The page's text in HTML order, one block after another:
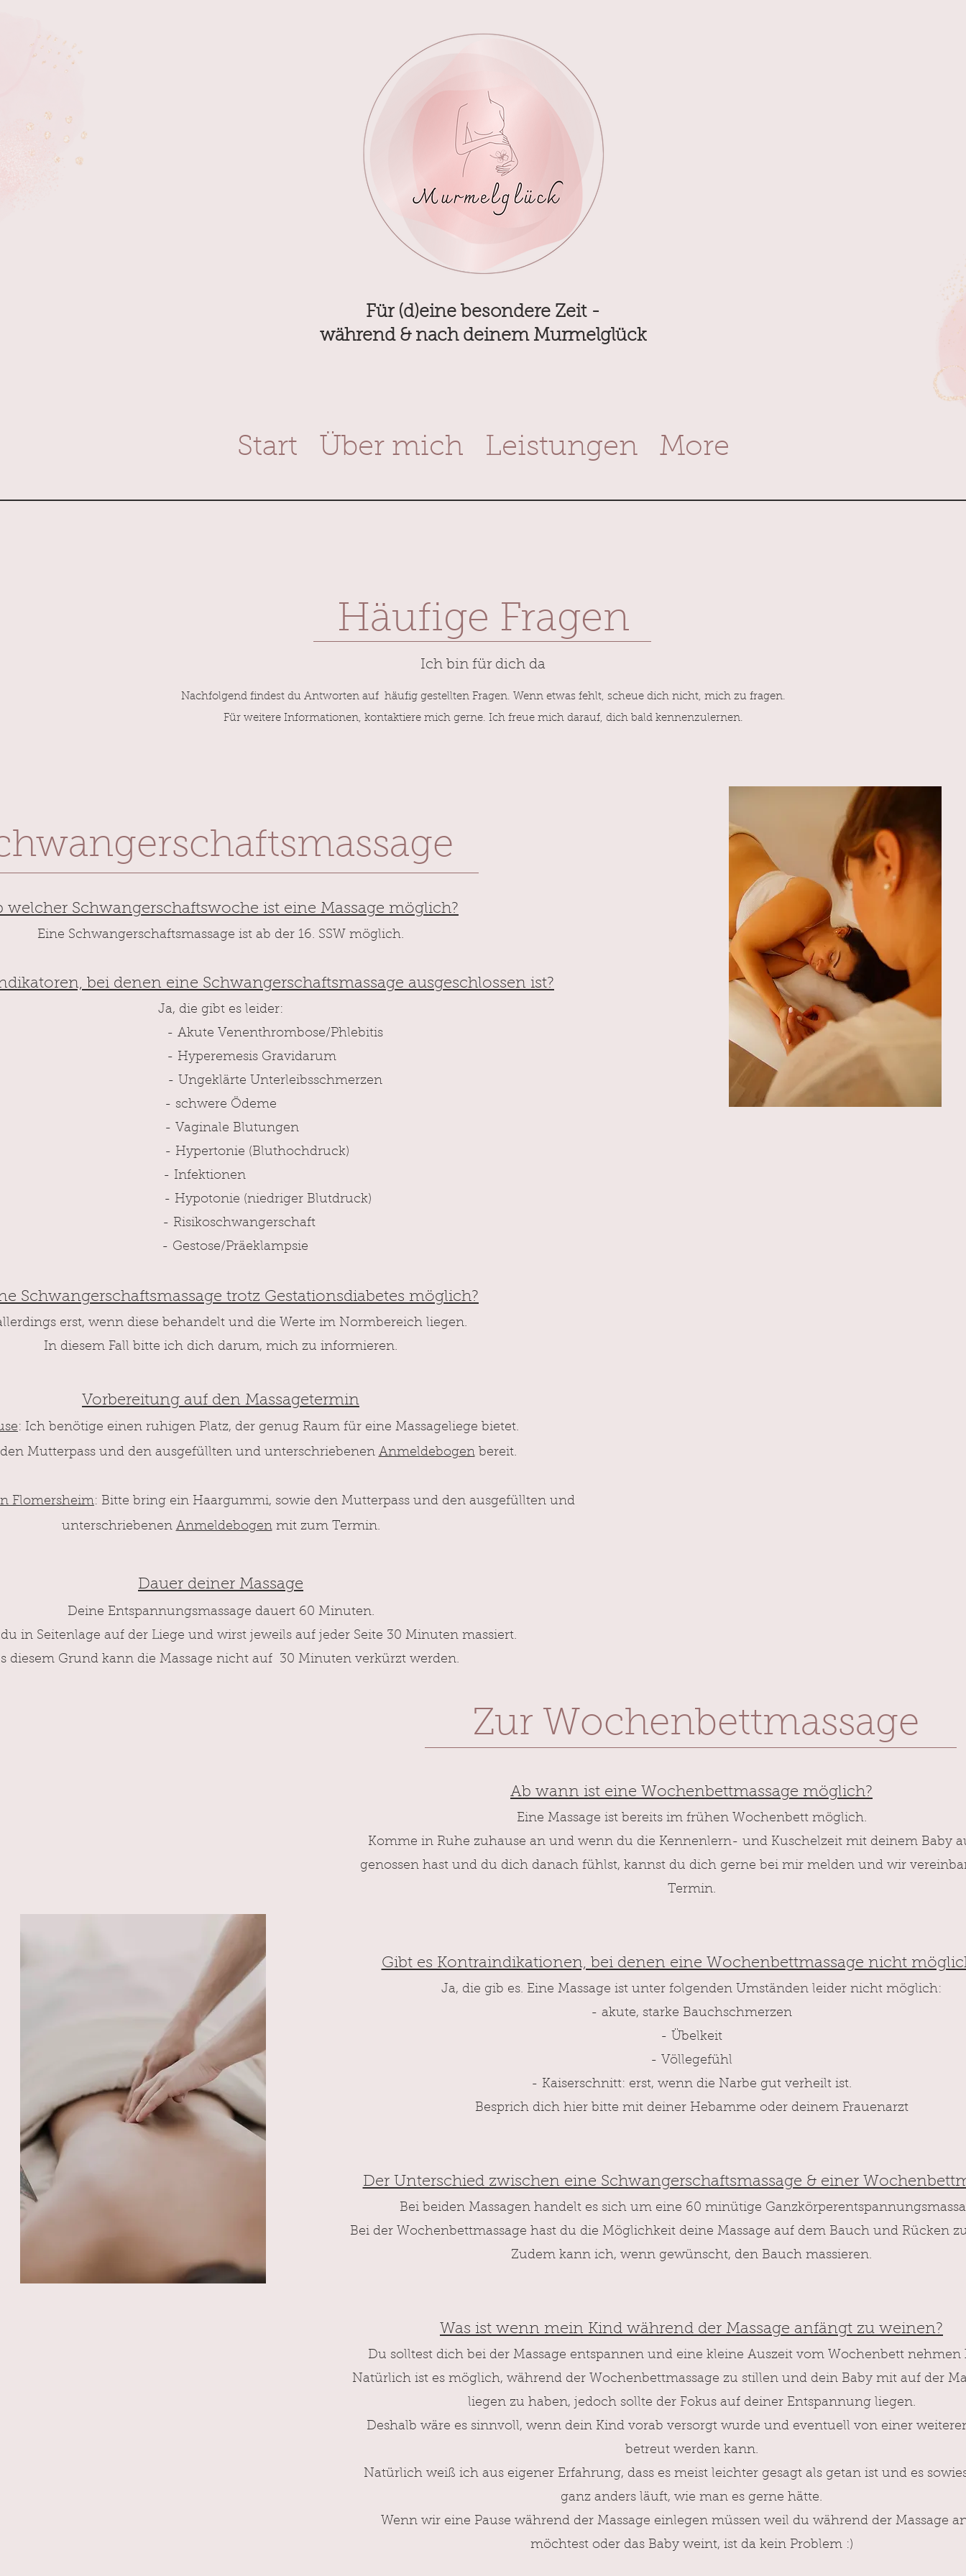
Start Über mich Leistungen More
Für (d)eine besondere Zeit -
während & nach deinem Murmelglück
Häufige Fragen
Ich bin für dich da
Nachfolgend findest du Antworten auf häufig gestellten Fragen. Wenn etwas fehlt, scheue dich nicht, mich zu fragen.
Für weitere Informationen, kontaktiere mich gerne. Ich freue mich darauf, dich bald kennenzulernen.
welcher Schwangerschaftswoche ist eine Massage möglich?
Eine Schwangerschaftsmassage ist ab der 16. SSW möglich.
bei denen eine Schwangerschaftsmassage ausgeschlossen ist?
Ja, die gibt es leider:
Akute Venenthrombose/Phlebitis
- HyperemesisGravidarum
Ungeklärte Unterleibsschmerzen
- schwere Ödeme
Vaginale Blutungen
- Hypertonie (Bluthochdruck)
Infektionen
- Hypotonie (niedriger Blutdruck)
- Risikoschwangerschaft
- Gestose/Präeklampsie
Schwangerschaftsmassage trotz Gestationsdiabetes möglich?
erst, wenn diese behandelt und die Werte im Normbereich liegen.
In diesem Fall bitte ich dich darum, mich zu informieren.
Vorbereitung auf den Massagetermin
: Ich benötige einen ruhigen Platz, der genug Raum für eine Massageliege bietet.
Mutterpass und den ausgefüllten und unterschriebenen Anmeldebogenbereit.
Flomersheim: Bitte bring ein Haargummi, sowie den Mutterpass und den ausgefüllten und
unterschriebenen Anmeldebogenmit zum Termin.
Dauer deiner Massage
Deine Entspannungsmassage dauert 60 Minuten.
in Seitenlage auf der Liege und wirst jeweils auf jeder Seite 30 Minuten massiert.
diesem Grund kann die Massage nicht auf 30 Minuten verkürzt werden.
Zur Wochenbettmassage
Ab wann ist eine Wochenbettmassage möglich?
Eine Massage ist bereits im frühen Wochenbett möglich.
Komme in Ruhe zuhause an und wenn du die Kennenlern- und Kuschelzeit mit deinem Baby
genossen hast und du dich danach fühlst, kannst du dich gerne bei mir melden und wir
Termin.
Gibt es Kontraindikationen, bei denen eine Wochenbettmassage nicht
Ja, die gib es. Eine Massage ist unter folgenden Umständen leider nicht möglich:
- akute, starke Bauchschmerzen
- Übelkeit
- Völlegefühl
- Kaiserschnitt: erst, wenn die Narbe gut verheilt ist.
Besprich dich hier bitte mit deiner Hebamme oder deinem Frauenarzt
Der Unterschied zwischen eine Schwangerschaftsmassage & einer
Bei beiden Massagen handelt es sich um eine 60 minütige
Bei der Wochenbettmassage hast du die Möglichkeit deine Massage auf dem Bauch und Rücken
Zudem kann ich, wenn gewünscht, den Bauch massieren.
Was ist wenn mein Kind während der Massage anfängt zu weinen?
Du solltest dich bei der Massage entspannen und eine kleine Auszeit vom Wochenbett nehmen
Natürlich ist es möglich, während der Wochenbettmassage zu stillen und dein Baby mit auf der
liegen zu haben, jedoch sollte der Fokus auf deiner Entspannung liegen.
Deshalb wäre es sinnvoll, wenn dein Kind vorab versorgt wurde und eventuell von einer
betreut werden kann.
Natürlich weiß ich aus eigener Erfahrung, dass es meist leichter gesagt als getan ist und es
ganz anders läuft, wie man es gerne hätte.
Wenn wir eine Pause während der Massage einlegen müssen weil du während der Massage
möchtest oder das Baby weint, ist da kein Problem :)